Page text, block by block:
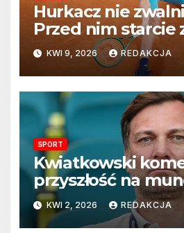
Hurkacz nie
Przed nim starcie
Vacherotem w
rundzie Monte
KWI 9, 2026 REDAKCJA
SPORT
Kwiatkowski
przyszłość na
„Rozważamy
KWI 2, 2026 REDAKCJA